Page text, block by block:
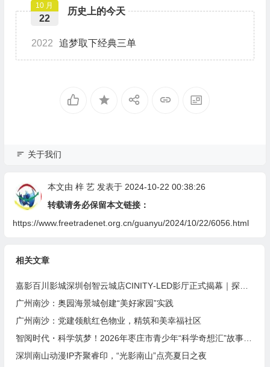
历史上的今天
10 月
22
2022 追梦取下经典三单
关于我们
本文由 梓 艺发表于 2024-10-22 00:38:26
转载请务必保留本文链接：
https://www.freetradenet.org.cn/guanyu/2024/10/22/6056.html
相关文章
广州南沙：奥园海景城创建“美好家园”实践
广州南沙：党建领航红色物业，精筑和美幸福社区
智阅时代・科学筑梦！2026年枣庄市青少年“科学奇想汇”故事大赛圆满落幕
深圳南山动漫IP齐聚睿印，“光影南山”点亮夏日之夜